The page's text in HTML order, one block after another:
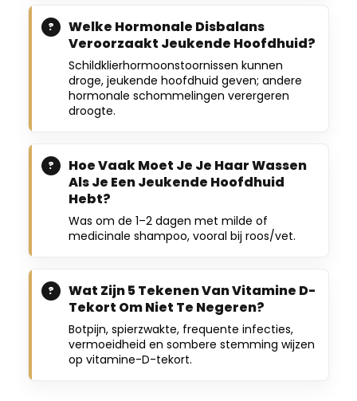
Welke Hormonale Disbalans
Veroorzaakt Jeukende Hoofdhuid?
Schildklierhormoonstoornissen kunnen
droge, jeukende hoofdhuid geven; andere
hormonale schommelingen verergeren
droogte.
Hoe Vaak Moet Je Je Haar Wassen
Als Je Een Jeukende Hoofdhuid
Hebt?
Was om de 1–2 dagen met milde of
medicinale shampoo, vooral bij roos/vet.
Wat Zijn 5 Tekenen Van Vitamine D-
Tekort Om Niet Te Negeren?
Botpijn, spierzwakte, frequente infecties,
vermoeidheid en sombere stemming wijzen
op vitamine-D-tekort.